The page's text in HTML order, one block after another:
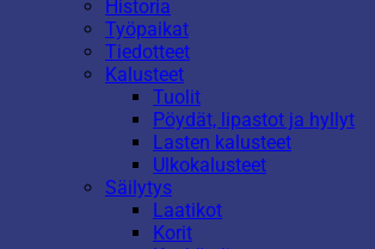
Historia
Työpaikat
Tiedotteet
Kalusteet
Tuolit
Pöydät, lipastot ja hyllyt
Lasten kalusteet
Ulkokalusteet
Säilytys
Laatikot
Korit